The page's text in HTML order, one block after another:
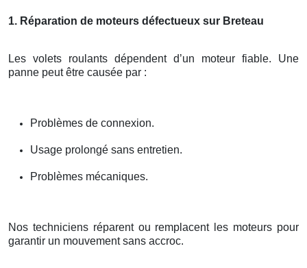
1. Réparation de moteurs défectueux sur Breteau
Les volets roulants dépendent d’un moteur fiable. Une
panne peut être causée par :
Problèmes de connexion.
Usage prolongé sans entretien.
Problèmes mécaniques.
Nos techniciens réparent ou remplacent les moteurs pour
garantir un mouvement sans accroc.